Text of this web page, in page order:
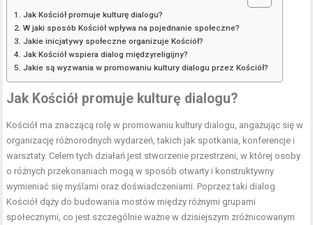
Jak Kościół promuje kulturę dialogu?
W jaki sposób Kościół wpływa na pojednanie społeczne?
Jakie inicjatywy społeczne organizuje Kościół?
Jak Kościół wspiera dialog międzyreligijny?
Jakie są wyzwania w promowaniu kultury dialogu przez Kościół?
Jak Kościół promuje kulturę dialogu?
Kościół ma znaczącą rolę w promowaniu kultury dialogu, angażując się w
organizację różnorodnych wydarzeń, takich jak spotkania, konferencje i
warsztaty. Celem tych działań jest stworzenie przestrzeni, w której osoby
o różnych przekonaniach mogą w sposób otwarty i konstruktywny
wymieniać się myślami oraz doświadczeniami. Poprzez taki dialog
Kościół dąży do budowania mostów między różnymi grupami
społecznymi, co jest szczególnie ważne w dzisiejszym zróżnicowanym